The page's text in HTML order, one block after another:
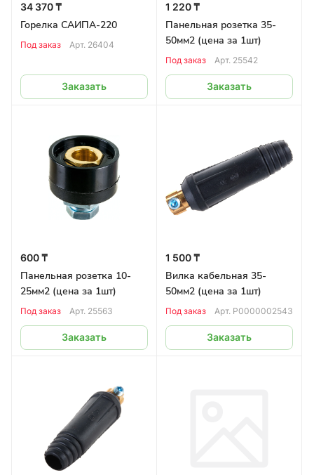
34 370 ₸
Горелка САИПА-220
Под заказ Арт. 26404
Заказать
1 220 ₸
Панельная розетка 35-
50мм2 (цена за 1шт)
Под заказ Арт. 25542
Заказать
600 ₸
Панельная розетка 10-
25мм2 (цена за 1шт)
Под заказ Арт. 25563
Заказать
1 500 ₸
Вилка кабельная 35-
50мм2 (цена за 1шт)
Под заказ Арт. Р0000002543
Заказать